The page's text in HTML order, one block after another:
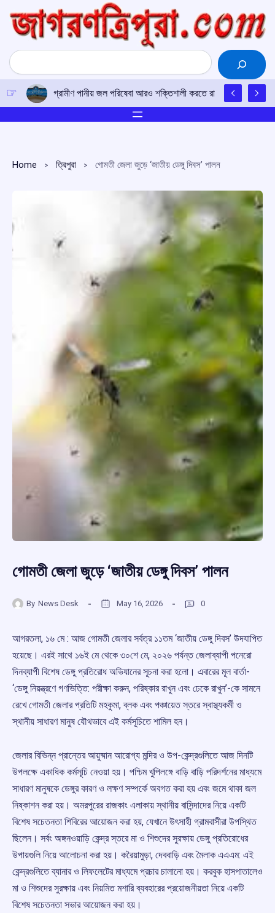
content
Search
গ্রামীণ পানীয় জল পরিষেবা আরও শক্তিশালী করতে রাজ্যের নতুন
Home ত্রিপুরা গোমতী জেলা জুড়ে ‘জাতীয় ডেঙ্গু দিবস’ পালন
গোমতী জেলা জুড়ে ‘জাতীয় ডেঙ্গু দিবস’ পালন
By News Desk May 16, 2026 0
আগরতলা, ১৬ মে : আজ গোমতী জেলার সর্বত্র ১১তম ‘জাতীয় ডেঙ্গু দিবস’ উদযাপিত
হয়েছে। এরই সাথে ১৬ই মে থেকে ৩০শে মে, ২০২৬ পর্যন্ত জেলাব্যাপী পনেরো
দিনব্যাপী বিশেষ ডেঙ্গু প্রতিরোধ অভিযানের সূচনা করা হলো। এবারের মূল বার্তা-
‘ডেঙ্গু নিয়ন্ত্রণে গণভিত্তি: পরীক্ষা করুন, পরিষ্কার রাখুন এবং ঢেকে রাখুন’-কে সামনে
রেখে গোমতী জেলার প্রতিটি মহকুমা, ব্লক এবং পঞ্চায়েত স্তরে স্বাস্থ্যকর্মী ও
স্থানীয় সাধারণ মানুষ যৌথভাবে এই কর্মসূচিতে শামিল হন।
জেলার বিভিন্ন প্রান্তের আয়ুষ্মান আরোগ্য মন্দির ও উপ-কেন্দ্রগুলিতে আজ দিনটি
উপলক্ষে একাধিক কর্মসূচি নেওয়া হয়। পশ্চিম খুপিলঙ্গে বাড়ি বাড়ি পরিদর্শনের মাধ্যমে
সাধারণ মানুষকে ডেঙ্গুর কারণ ও লক্ষণ সম্পর্কে অবগত করা হয় এবং জমে থাকা জল
নিষ্কাশন করা হয়। অমরপুরের রাজকাং এলাকায় স্থানীয় বাসিন্দাদের নিয়ে একটি
বিশেষ সচেতনতা শিবিরের আয়োজন করা হয়, যেখানে উৎসাহী গ্রামবাসীরা উপস্থিত
ছিলেন। সর্বং অঙ্গনওয়াড়ি কেন্দ্র স্তরে মা ও শিশুদের সুরক্ষায় ডেঙ্গু প্রতিরোধের
উপায়গুলি নিয়ে আলোচনা করা হয়। করৈয়ামুড়া, দেববাড়ি এবং মৈলাক এএএম: এই
কেন্দ্রগুলিতে ব্যানার ও লিফলেটের মাধ্যমে প্রচার চালানো হয়। করবুক হাসপাতালেও
মা ও শিশুদের সুরক্ষায় এবং নিয়মিত মশারি ব্যবহারের প্রয়োজনীয়তা নিয়ে একটি
বিশেষ সচেতনতা সভার আয়োজন করা হয়।